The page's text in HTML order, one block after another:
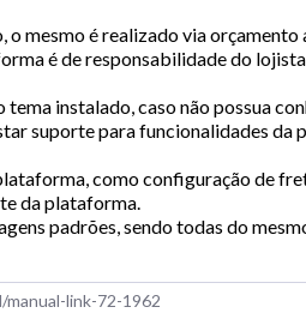
mesmo é realizado via
é de responsabilidade do
instalado, caso não possua
suporte para funcionalidades da
como configuração de
da plataforma.
padrões, sendo todas do